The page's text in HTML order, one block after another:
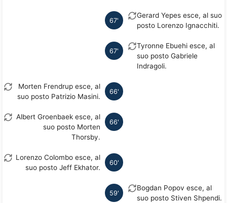
67'
Gerard Yepes esce, al suo
posto Lorenzo Ignacchiti.
67'
Tyronne Ebuehi esce, al
suo posto Gabriele
Indragoli.
66'
Morten Frendrup esce, al
suo posto Patrizio Masini.
66'
Albert Groenbaek esce, al
suo posto Morten
Thorsby.
60'
Lorenzo Colombo esce, al
suo posto Jeff Ekhator.
59'
Bogdan Popov esce, al
suo posto Stiven Shpendi.